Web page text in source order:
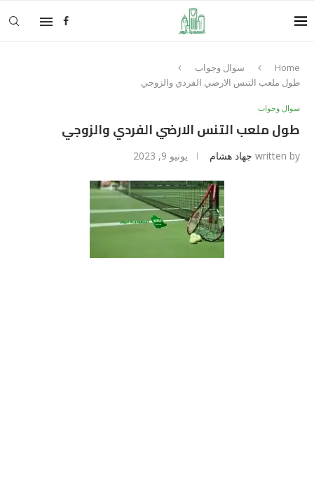
Home
سوال وجواب
طول ملعب التنس الارضي الفردي والزوجي
سوال وجواب
طول ملعب التنس الارضي الفردي والزوجي
written by جهاد هشام يونيو 9, 2023